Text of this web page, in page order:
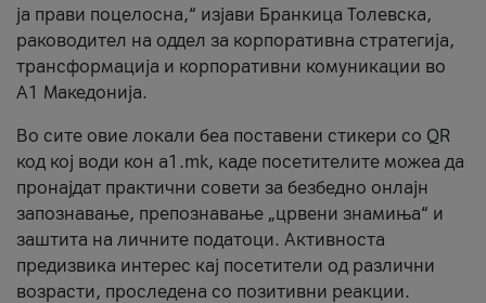
ја прави поцелосна,“ изјави Бранкица Толевска,
раководител на оддел за корпоративна стратегија,
трансформација и корпоративни комуникации во
А1 Македонија.
Во сите овие локали беа поставени стикери со QR
код кој води кон a1.mk, каде посетителите можеа да
пронајдат практични совети за безбедно онлајн
запознавање, препознавање „црвени знамиња“ и
заштита на личните податоци. Активноста
предизвика интерес кај посетители од различни
возрасти, проследена со позитивни реакции.